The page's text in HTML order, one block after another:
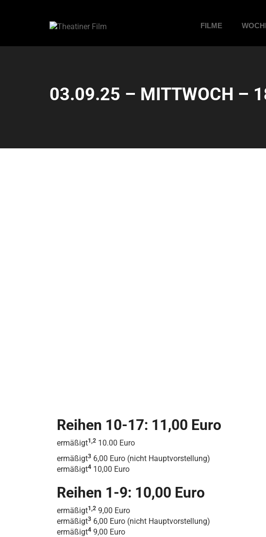
FILME
03.09.25 – MITTWOCH –
Reihen 10-17: 11,00 Euro
ermäßigt1,2 10.00 Euro
ermäßigt3 6,00 Euro (nicht Hauptvorstellung)
ermäßigt4 10,00 Euro
Reihen 1-9: 10,00 Euro
ermäßigt1,2 9,00 Euro
ermäßigt3 6,00 Euro (nicht Hauptvorstellung)
ermäßigt4 9,00 Euro